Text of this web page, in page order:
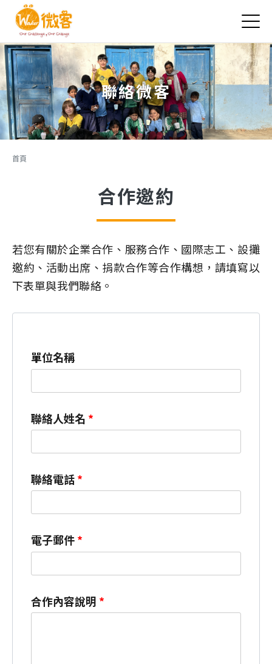
聯絡微客
您在這裡
首頁
合作邀約
若您有關於企業合作、服務合作、國際志工、設攤
邀約、活動出席、捐款合作等合作構想，請填寫以
下表單與我們聯絡。
單位名稱
聯絡人姓名 *
聯絡電話*
電子郵件*
合作內容說明 *